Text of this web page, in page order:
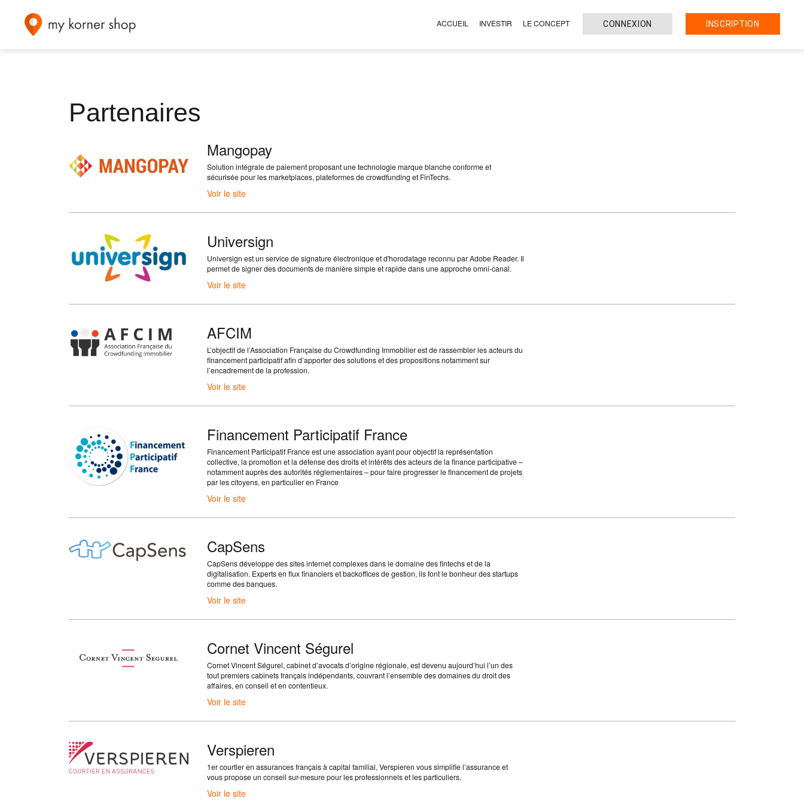
ACCUEIL INVESTIR LE CONCEPT CONNEXION INSCRIPTION
Partenaires
Mangopay
Solution intégrale de paiement proposant une technologie marque blanche conforme et
sécurisée pour les marketplaces, plateformes de crowdfunding et FinTechs.
Voir le site
Universign
Universign est un service de signature électronique et d'horodatage reconnu par Adobe Reader. Il
permet de signer des documents de manière simple et rapide dans une approche omni-canal.
Voir le site
AFCIM
L’objectif de l’Association Française du Crowdfunding Immobilier est de rassembler les acteurs du
financement participatif afin d’apporter des solutions et des propositions notamment sur
l’encadrement de la profession.
Voir le site
Financement Participatif France
Financement Participatif France est une association ayant pour objectif la représentation
collective, la promotion et la défense des droits et intérêts des acteurs de la finance participative –
notamment auprès des autorités réglementaires – pour faire progresser le financement de projets
par les citoyens, en particulier en France
Voir le site
CapSens
CapSens développe des sites internet complexes dans le domaine des fintechs et de la
digitalisation. Experts en flux financiers et backoffices de gestion, ils font le bonheur des startups
comme des banques.
Voir le site
Cornet Vincent Ségurel
Cornet Vincent Ségurel, cabinet d’avocats d’origine régionale, est devenu aujourd’hui l’un des
tout premiers cabinets français indépendants, couvrant l’ensemble des domaines du droit des
affaires, en conseil et en contentieux.
Voir le site
Verspieren
1er courtier en assurances français à capital familial, Verspieren vous simplifie l’assurance et
vous propose un conseil sur-mesure pour les professionnels et les particuliers.
Voir le site